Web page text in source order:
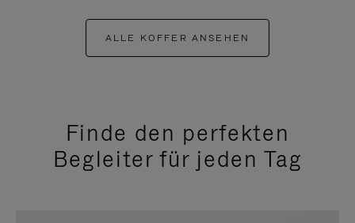
ALLE KOFFER ANSEHEN
Finde den perfekten
Begleiter für jeden Tag